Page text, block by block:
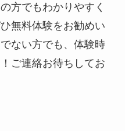
方でもわかりやすく
無料体験をお勧めい
ない方でも、体験時
ご連絡お待ちしてお